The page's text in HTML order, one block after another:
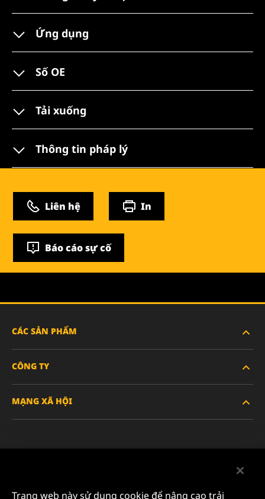
Ứng dụng
Số OE
Tải xuống
Thông tin pháp lý
Liên hệ In
Báo cáo sự cố
CÁC SẢN PHẨM
XE HÀNH KHÁCH VÀ XE TẢI NHẸ
CÔNG TY
VỀ CHÚNG TÔI
MẠNG XÃ HỘI
Facebook
Trang web này sử dụng cookie để nâng cao trải